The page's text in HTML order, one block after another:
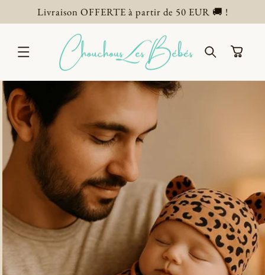
PASSER
AU
Livraison OFFERTE à partir de 50 EUR 🚚 !
Panier
PASSER AUX
INFORMATIONS
PRODUITS